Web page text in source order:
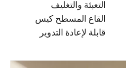
التعبئة والتغليف
القاع المسطح كيس
قابلة لإعادة التدوير